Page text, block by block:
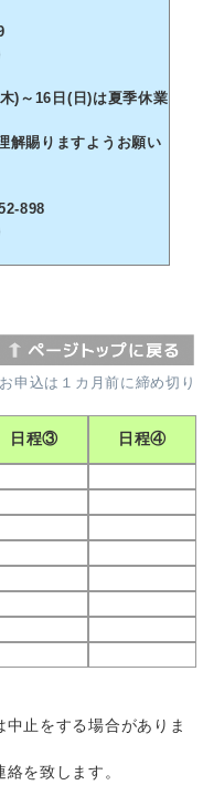
～16日(日)は夏季休業
賜りますようお願い
898
申込は１カ月前に締め切り
日程③ 日程④
中止をする場合がありま
を致します。